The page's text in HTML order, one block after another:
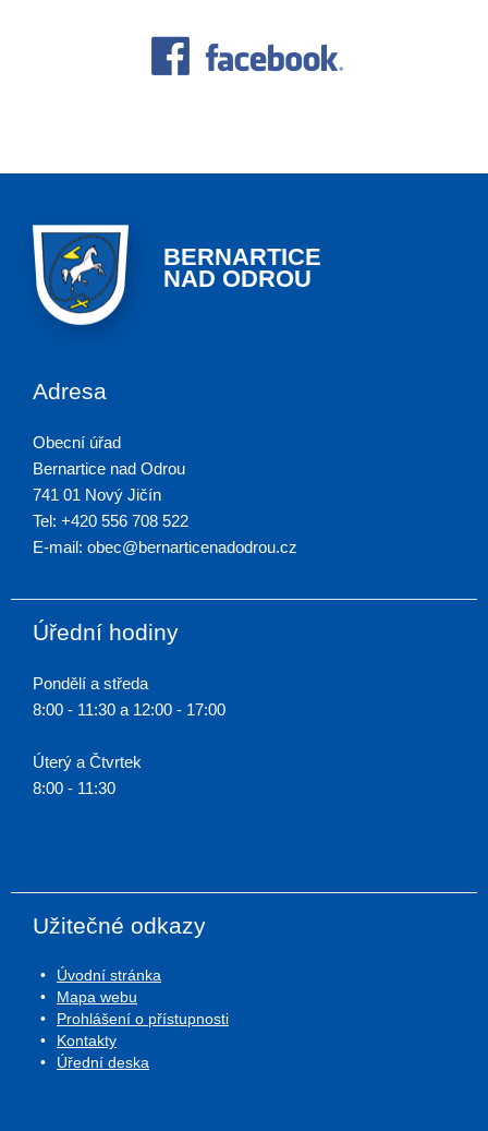
BERNARTICE
NAD ODROU
Adresa
Obecní úřad
Bernartice nad Odrou
741 01 Nový Jičín
Tel: +420 556 708 522
E-mail: obec@bernarticenadodrou.cz
Úřední hodiny
Pondělí a středa
8:00 - 11:30 a 12:00 - 17:00
Úterý a Čtvrtek
8:00 - 11:30
Užitečné odkazy
Úvodní stránka
Mapa webu
Prohlášení o přístupnosti
Kontakty
Úřední deska